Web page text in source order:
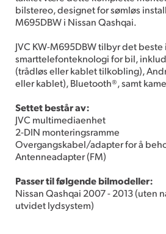
bilstereo, designet for sømløs
M695DBW i Nissan Qashqai.
JVC KW-M695DBW tilbyr det beste
smarttelefonteknologi for bil,
(trådløs eller kablet tilkobling),
eller kablet), Bluetooth®, samt
Settet består av:
JVC multimediaenhet
2-DIN monteringsramme
Overgangskabel/adapter for å
Antenneadapter (FM)
Passer til følgende bilmodeller:
Nissan Qashqai 2007 - 2013 (uten
utvidet lydsystem)